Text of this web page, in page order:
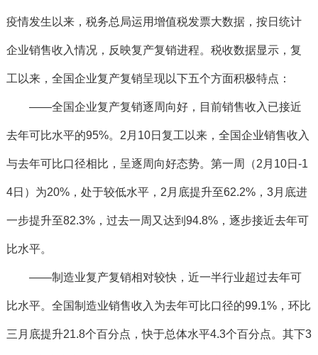
疫情发生以来，税务总局运用增值税发票大数据，按日统计
企业销售收入情况，反映复产复销进程。税收数据显示，复
工以来，全国企业复产复销呈现以下五个方面积极特点：
——全国企业复产复销逐周向好，目前销售收入已接近
去年可比水平的95%。2月10日复工以来，全国企业销售收入
与去年可比口径相比，呈逐周向好态势。第一周（2月10日-1
4日）为20%，处于较低水平，2月底提升至62.2%，3月底进
一步提升至82.3%，过去一周又达到94.8%，逐步接近去年可
比水平。
——制造业复产复销相对较快，近一半行业超过去年可
比水平。全国制造业销售收入为去年可比口径的99.1%，环比
三月底提升21.8个百分点，快于总体水平4.3个百分点。其下3